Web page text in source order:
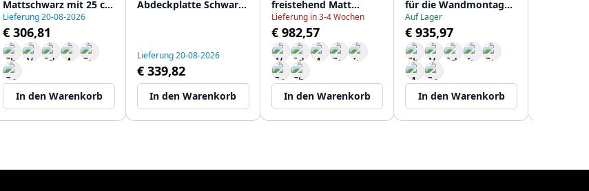
Mattschwarz mit 25 cm
langem Auslauf
T116BPR-25
Lieferung 20-08-2026
€ 306,81
In den Warenkorb
Abdeckplatte Schwarz
Lieferung 20-08-2026
€ 339,82
In den Warenkorb
freistehend Matt
Schwarz
Lieferung in 3-4 Wochen
€ 982,57
In den Warenkorb
für die Wandmontage
Schwarz T138PR
Auf Lager
€ 935,97
In den Warenkorb